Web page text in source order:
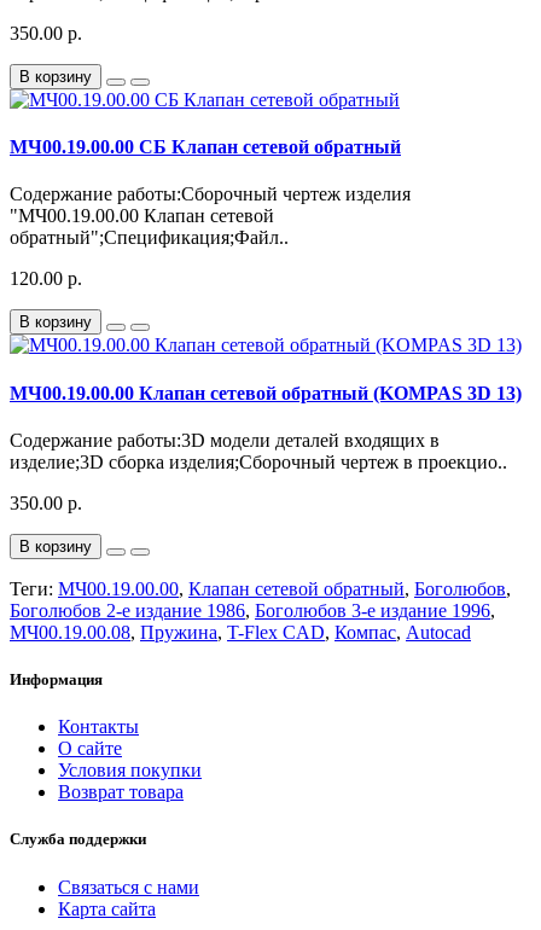
350.00 р.
В корзину
МЧ00.19.00.00 СБ Клапан сетевой обратный
Содержание работы:Сборочный чертеж изделия
"МЧ00.19.00.00 Клапан сетевой
обратный";Спецификация;Файл..
120.00 р.
В корзину
МЧ00.19.00.00 Клапан сетевой обратный (KOMPAS 3D 13)
Содержание работы:3D модели деталей входящих в
изделие;3D сборка изделия;Сборочный чертеж в проекцио..
350.00 р.
В корзину
Теги: МЧ00.19.00.00, Клапан сетевой обратный, Боголюбов,
Боголюбов 2-е издание 1986, Боголюбов 3-е издание 1996,
МЧ00.19.00.08, Пружина, T-Flex CAD, Компас, Autocad
Информация
Контакты
О сайте
Условия покупки
Возврат товара
Служба поддержки
Связаться с нами
Карта сайта